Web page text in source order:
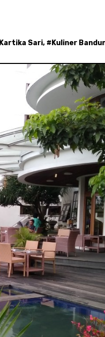
Kartika Sari, # Kuliner